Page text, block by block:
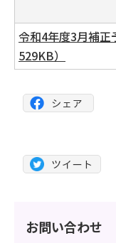
令和4年度3月補正
529KB）
お問い合わせ